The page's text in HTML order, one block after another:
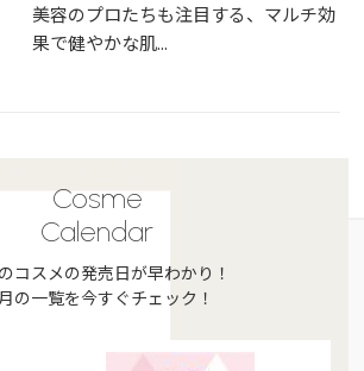
美容のプロたちも注目する、マルチ効
果で健やかな肌...
Cosme
Calendar
コスメの発売日が早わかり！
の一覧を今すぐチェック！